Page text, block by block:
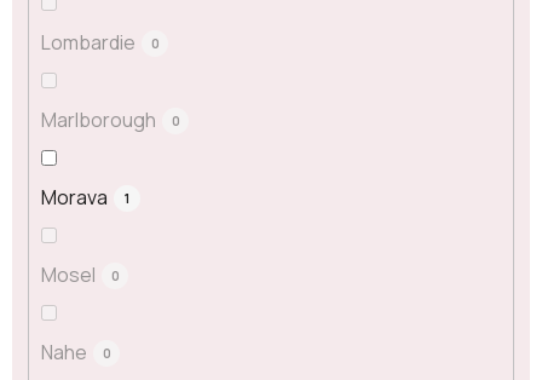
Lombardie 0
Marlborough 0
Morava 1
Mosel 0
Nahe 0